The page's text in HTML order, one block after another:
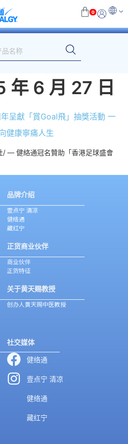
0
年 6 月 27 日
呈獻「賞Goal飛」抽獎活動 一
健康寧痛人生
— 健絡通冠名贊助「香港足球盛會
品牌介绍
壹点宁 清凉
健络通
藏红宁
正货商业伙伴
商业伙伴
正货特征
关于黄天赐教授
创办人黄天赐中医教授
社交媒体
健络通
壹点宁 清凉
健络通
藏红宁